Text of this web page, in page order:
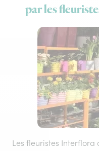
par les
Les fleuristes